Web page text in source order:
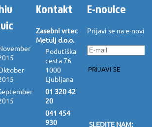
Kontakt
Zasebni vrtec
Metulj d.o.o.
Podutiška
cesta 76
1000
Ljubljana
01 320 42
20
041 454
930
E-novice
Prijavi se na e-
PRIJAVI SE
SLEDITE NAM: